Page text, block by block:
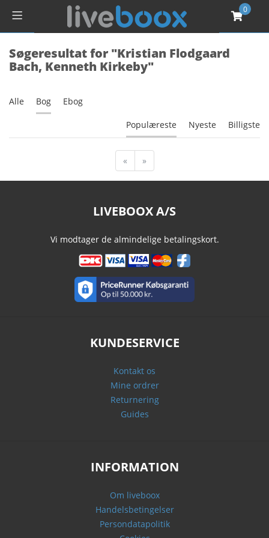
0
Søgeresultat for "Kristian Flodgaard
Bach, Kenneth Kirkeby"
Alle Bog Ebog
Populæreste Nyeste Billigste
« »
LIVEBOOX A/S
Vi modtager de almindelige betalingskort.
KUNDESERVICE
Kontakt os
Mine ordrer
Returnering
Guides
INFORMATION
Om liveboox
Handelsbetingelser
Persondatapolitik